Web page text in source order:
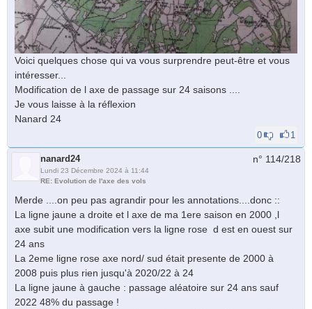
Voici quelques chose qui va vous surprendre peut-être et vous
intéresser...
Modification de l axe de passage sur 24 saisons ....
Je vous laisse à la réflexion
Nanard 24
0 1
nanard24
Lundi 23 Décembre 2024 à 11:44
RE: Evolution de l'axe des vols
n° 114/218
Merde ....on peu pas agrandir pour les annotations....donc ::
La ligne jaune a droite et l axe de ma 1ere saison en 2000 ,l
axe subit une modification vers la ligne rose d est en ouest sur
24 ans
La 2eme ligne rose axe nord/ sud était presente de 2000 à
2008 puis plus rien jusqu'à 2020/22 à 24
La ligne jaune à gauche : passage aléatoire sur 24 ans sauf
2022 48% du passage !